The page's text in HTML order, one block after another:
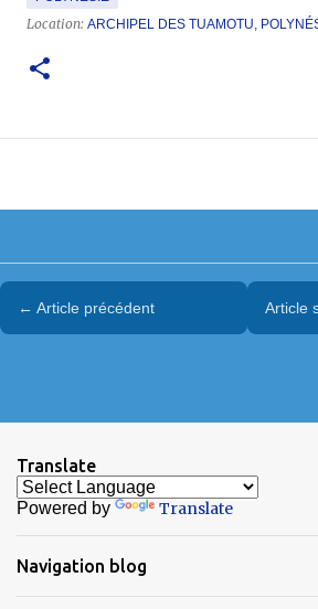
Location: ARCHIPEL DES TUAMOTU,
← Article précédent Article
Translate
Powered by Translate
Navigation blog